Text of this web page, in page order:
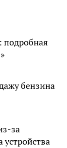
подробная
бензина
за